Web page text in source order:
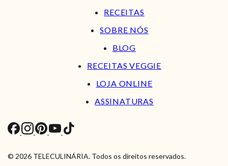
RECEITAS
SOBRE NÓS
BLOG
RECEITAS VEGGIE
LOJA ONLINE
ASSINATURAS
© 2026 TELECULINÁRIA. Todos os direitos reservados.